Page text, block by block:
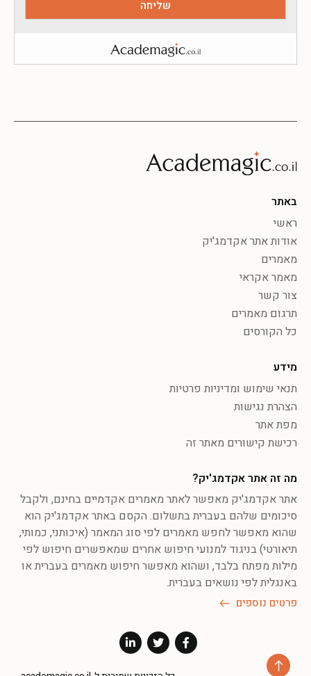
באתר
ראשי
אודות אתר אקדמג'יק
מאמרים
מאמר אקראי
צור קשר
תרגום מאמרים
כל הקורסים
מידע
תנאי שימוש ומדיניות פרטיות
הצהרת נגישות
מפת אתר
רכישת קישורים מאתר זה
מה זה אתר אקדמג'יק?
אתר אקדמג'יק מאפשר לאתר מאמרים אקדמיים בחינם, ולקבל
סיכומים שלהם בעברית בתשלום. הקסם באתר אקדמג'יק הוא
שהוא מאפשר לחפש מאמרים לפי סוג המאמר (איכותני, כמותי,
תיאורטי) בניגוד למנועי חיפוש אחרים שמאפשרים חיפוש לפי
מילות מפתח בלבד, ושהוא מאפשר חיפוש מאמרים בעברית או
באנגלית לפי נושאים בעברית.
פרטים נוספים